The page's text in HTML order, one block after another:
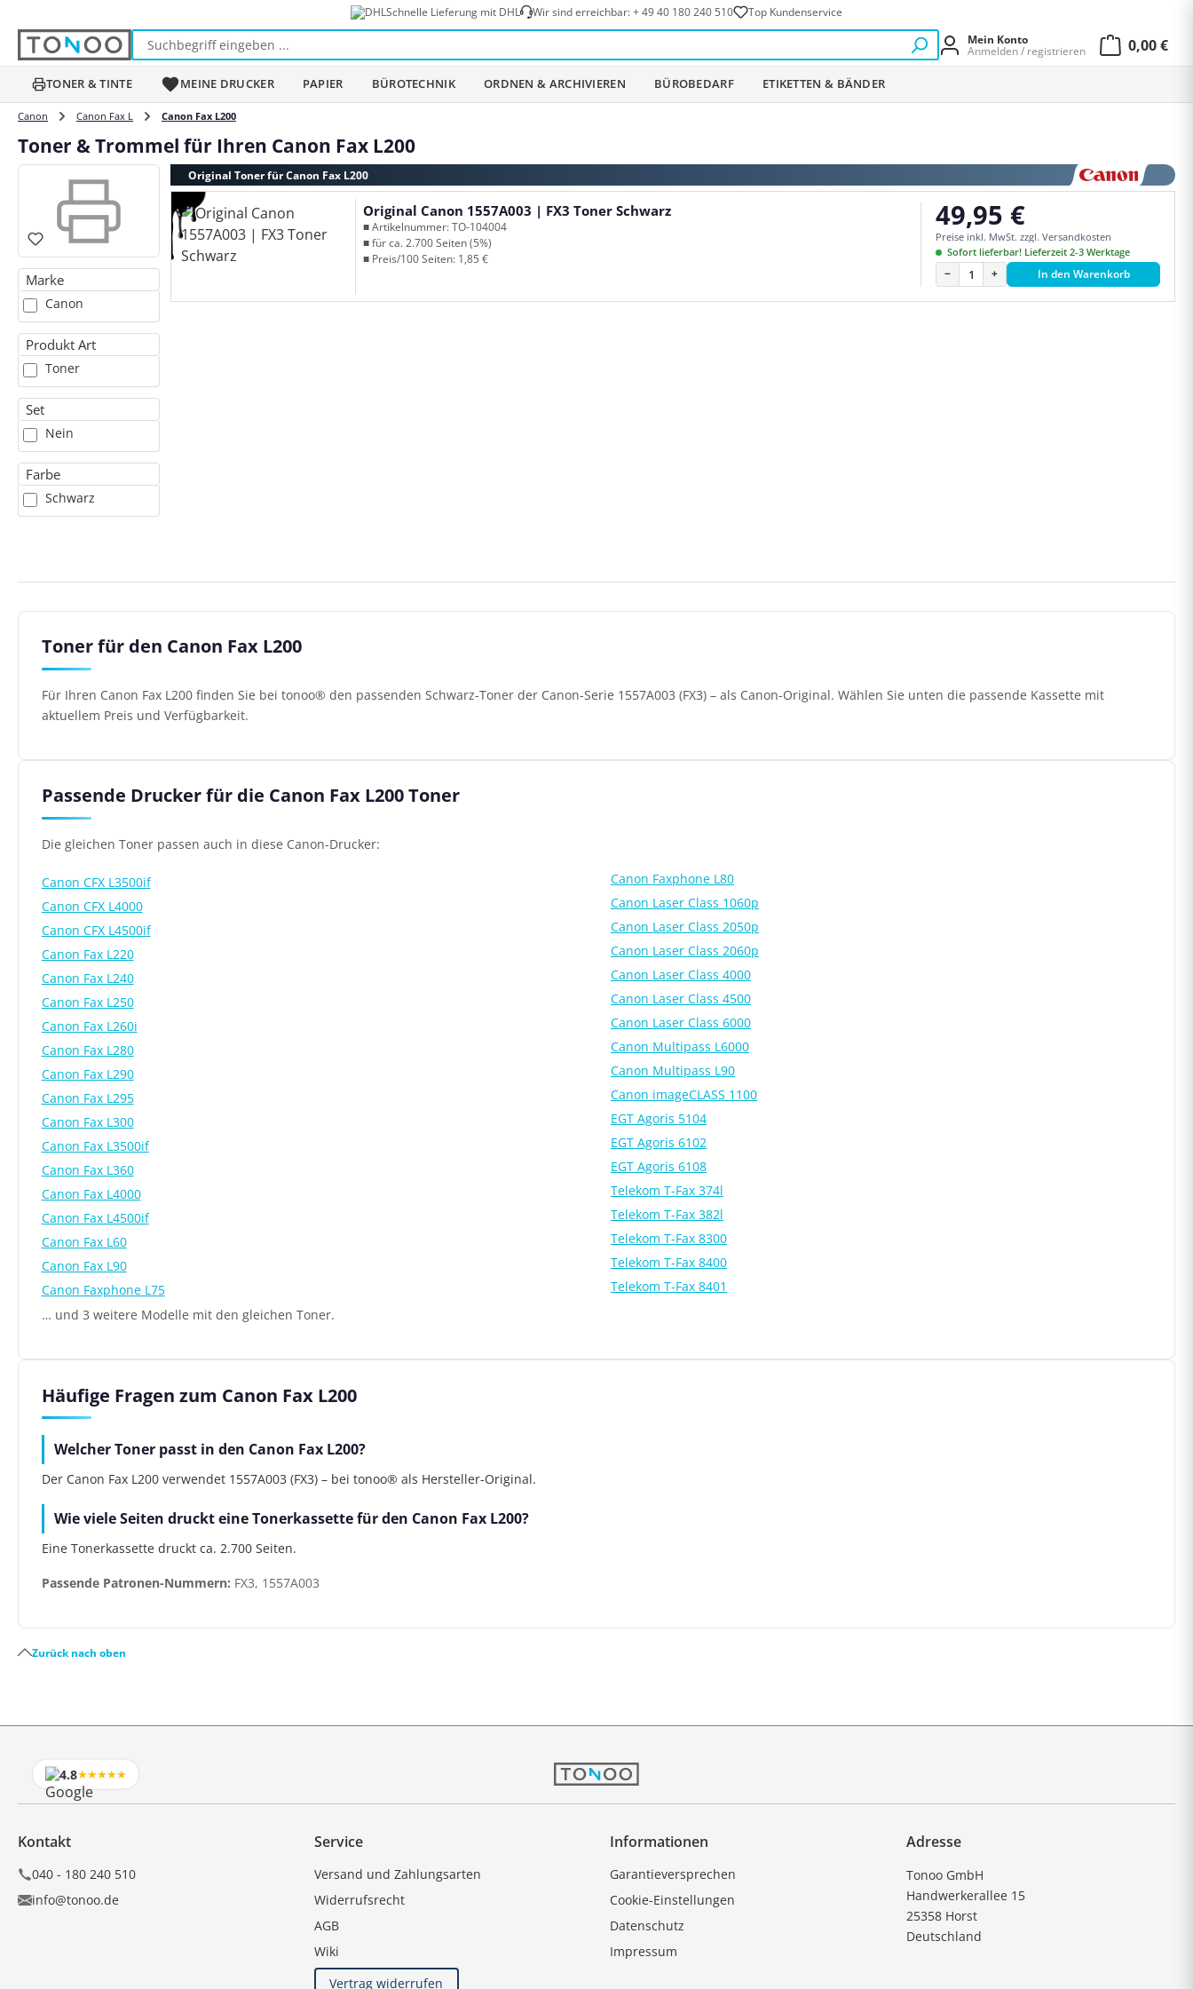
Schnelle Lieferung mit DHL Wir sind erreichbar:+ 49 40 180 240 510 Top Kundenservice
Mein Konto
Anmelden / registrieren
0,00 €
TONER & TINTE MEINE DRUCKER PAPIER BÜROTECHNIK ORDNEN & ARCHIVIEREN BÜROBEDARF ETIKETTEN & BÄNDER
Canon Canon Fax L Canon Fax L200
Toner & Trommel für Ihren Canon Fax L200
Marke
Canon
Produkt Art
Toner
Set
Nein
Farbe
Schwarz
Original Toner für Canon Fax L200
Original Canon 1557A003 | FX3 Toner Schwarz
■ Artikelnummer: TO-104004
■ für ca. 2.700 Seiten (5%)
■ Preis/100 Seiten: 1,85 €
Regulärer Preis:
49,95 €
Preise inkl. MwSt. zzgl. Versandkosten
Sofort lieferbar! Lieferzeit 2-3 Werktage
− + In den Warenkorb
Toner für den Canon Fax L200
Für Ihren Canon Fax L200 finden Sie bei tonoo® den passenden Schwarz-Toner der Canon-Serie 1557A003 (FX3) – als Canon-Original. Wählen Sie unten die passende Kassette mit
aktuellem Preis und Verfügbarkeit.
Passende Drucker für die Canon Fax L200 Toner
Die gleichen Toner passen auch in diese Canon-Drucker:
Canon CFX L3500if
Canon CFX L4000
Canon CFX L4500if
Canon Fax L220
Canon Fax L240
Canon Fax L250
Canon Fax L260i
Canon Fax L280
Canon Fax L290
Canon Fax L295
Canon Fax L300
Canon Fax L3500if
Canon Fax L360
Canon Fax L4000
Canon Fax L4500if
Canon Fax L60
Canon Fax L90
Canon Faxphone L75
Canon Faxphone L80
Canon Laser Class 1060p
Canon Laser Class 2050p
Canon Laser Class 2060p
Canon Laser Class 4000
Canon Laser Class 4500
Canon Laser Class 6000
Canon Multipass L6000
Canon Multipass L90
Canon imageCLASS 1100
EGT Agoris 5104
EGT Agoris 6102
EGT Agoris 6108
Telekom T-Fax 374l
Telekom T-Fax 382l
Telekom T-Fax 8300
Telekom T-Fax 8400
Telekom T-Fax 8401
… und 3 weitere Modelle mit den gleichen Toner.
Häufige Fragen zum Canon Fax L200
Welcher Toner passt in den Canon Fax L200?
Der Canon Fax L200 verwendet 1557A003 (FX3) – bei tonoo® als Hersteller-Original.
Wie viele Seiten druckt eine Tonerkassette für den Canon Fax L200?
Eine Tonerkassette druckt ca. 2.700 Seiten.
Passende Patronen-Nummern: FX3, 1557A003
Zurück nach oben
4.8★★★★★
Kontakt
040 - 180 240 510
info@tonoo.de
Service
Versand und Zahlungsarten
Widerrufsrecht
AGB
Wiki
Vertrag widerrufen
Informationen
Garantieversprechen
Cookie-Einstellungen
Datenschutz
Impressum
Adresse
Tonoo GmbH
Handwerkerallee 15
25358 Horst
Deutschland